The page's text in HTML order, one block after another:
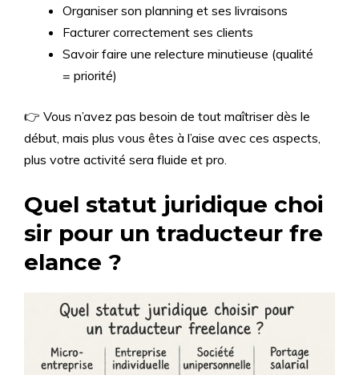
Organiser son planning et ses livraisons
Facturer correctement ses clients
Savoir faire une relecture minutieuse (qualité
= priorité)
👉 Vous n’avez pas besoin de tout maîtriser dès le
début, mais plus vous êtes à l’aise avec ces aspects,
plus votre activité sera fluide et pro.
Quel statut juridique choi
sir pour un traducteur fre
elance ?